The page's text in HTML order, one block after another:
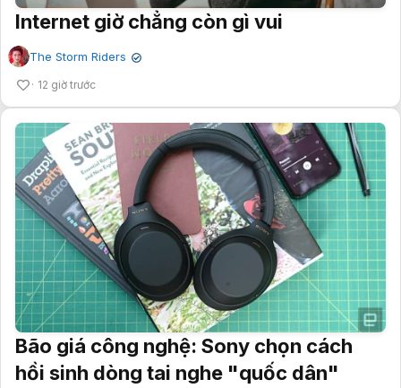
Internet giờ chẳng còn gì vui
The Storm Riders ✔
12 giờ trước
Bão giá công nghệ: Sony chọn cách
hồi sinh dòng tai nghe "quốc dân"